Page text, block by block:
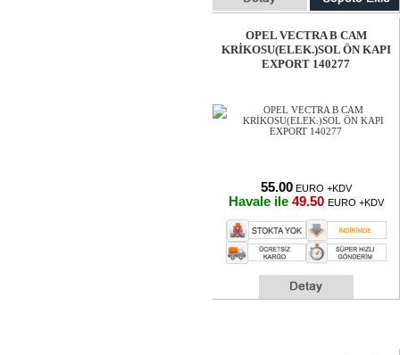
OPEL VECTRA B CAM
KRİKOSU(ELEK.)SOL ÖN KAPI
EXPORT 140277
55.00 EURO +KDV
Havale ile 49.50 EURO +KDV